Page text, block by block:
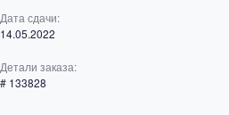
Дата сдачи:
14.05.2022
Детали заказа:
# 133828